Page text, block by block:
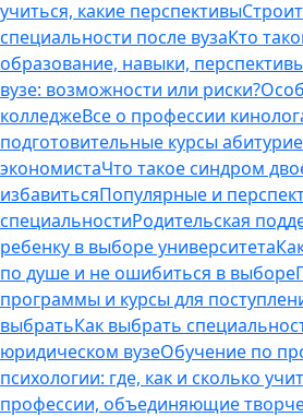
учиться, какие перспективы
специальности после вузаКто
образование, навыки,
вузе: возможности или риски?
колледжеВсе о профессии
подготовительные курсы
экономистаЧто такое синдром
избавитьсяПопулярные и
специальностиРодительская
ребенку в выборе университета
по душе и не ошибиться в выборе
программы и курсы для
выбратьКак выбрать
юридическом вузеОбучение по
психологии: где, как и сколько
профессии, объединяющие